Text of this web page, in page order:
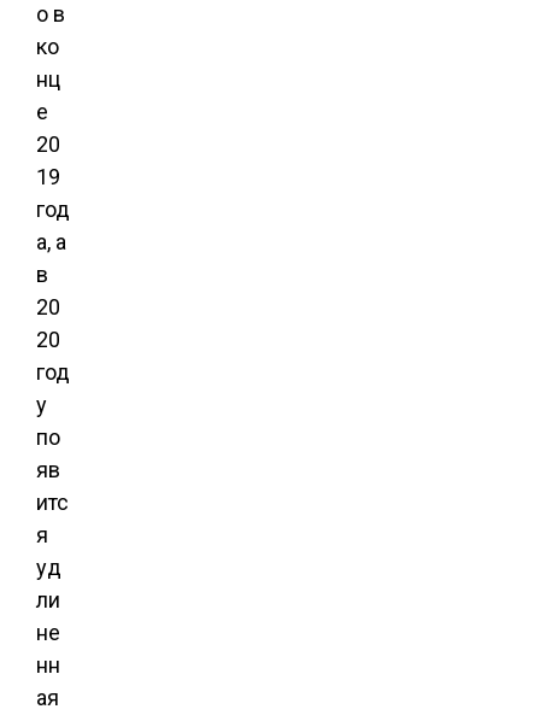
о в
ко
нц
е
20
19
год
а, а
в
20
20
год
у
по
яв
итс
я
уд
ли
не
нн
ая